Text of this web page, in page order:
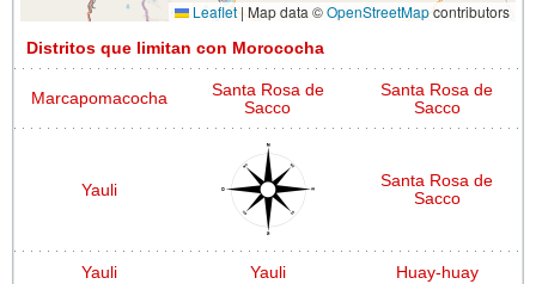
Leaflet | Map data ©OpenStreetMapcontributors
Distritos que limitan con Morococha
Marcapomacocha
Santa Rosa de
Sacco
Santa Rosa de
Sacco
Yauli
Santa Rosa de
Sacco
Yauli Yauli Huay-huay